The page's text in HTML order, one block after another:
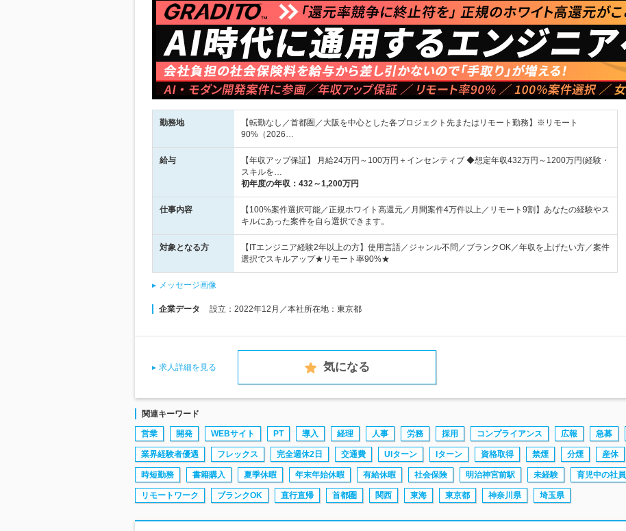
勤務地
【転勤なし／首都圏／大阪を中心とした各プロジェクト先またはリモート勤務】※リモート
90%（2026…
給与
【年収アップ保証】 月給24万円～100万円＋インセンティブ ◆想定年収432万円～1200万円(経験・
スキルを…
初年度の年収： 432～1,200万円
仕事内容
【100%案件選択可能／正規ホワイト高還元／月間案件4万件以上／リモート9割】あなたの経験やス
キルにあった案件を自ら選択できます。
対象となる方
【ITエンジニア経験2年以上の方】使用言語／ジャンル不問／ブランクOK／年収を上げたい方／案件
選択でスキルアップ★リモート率90%★
メッセージ画像
企業データ 設立：2022年12月／本社所在地：東京都
求人詳細を見る 気になる
関連キーワード
営業 開発 WEBサイト PT 導入 経理 人事 労務 採用 コンプライアンス 広報 急募
業界経験者優遇 フレックス 完全週休2日 交通費 UIターン Iターン 資格取得 禁煙 分煙 産休
時短勤務 書籍購入 夏季休暇 年末年始休暇 有給休暇 社会保険 明治神宮前駅 未経験 育児中の社員
リモートワーク ブランクOK 直行直帰 首都圏 関西 東海 東京都 神奈川県 埼玉県